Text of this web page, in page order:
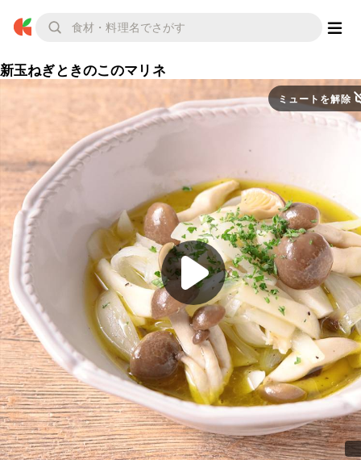
新玉ねぎときのこのマリネ
ミュートを解除